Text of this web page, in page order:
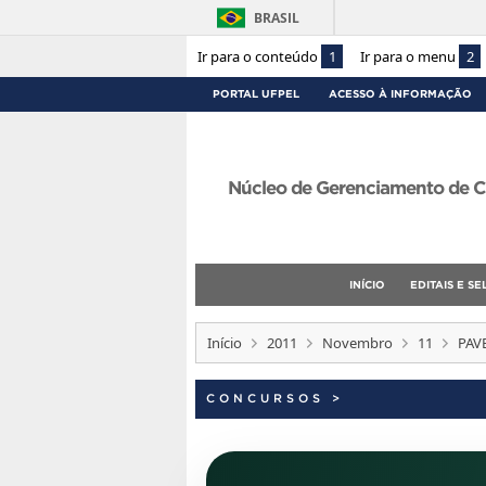
Ir para o conteúdo 1 Ir para o menu 2
BRASIL
PORTAL UFPEL ACESSO À INFORMAÇÃO
Núcleo de Gerenciamento de
INÍCIO EDITAIS E
Início 2011 Novembro 11
CONCURSOS >